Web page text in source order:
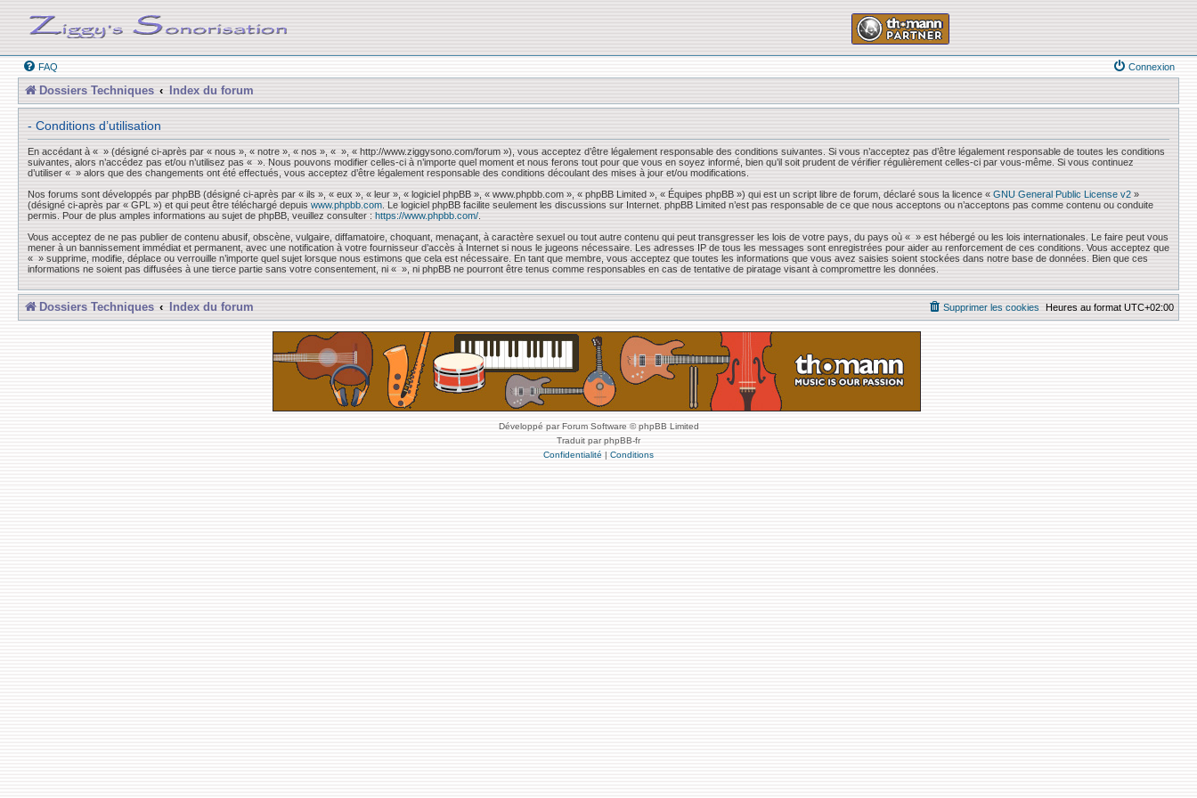
FAQ Connexion
Dossiers Techniques Index du forum
- Conditions d’utilisation
En accédant à « » (désigné ci-après par « nous », « notre », « nos », « », « http://www.ziggysono.com/forum »), vous acceptez d’être légalement responsable des conditions suivantes. Si vous n’acceptez pas d’être légalement responsable de toutes les conditions
suivantes, alors n’accédez pas et/ou n’utilisez pas « ». Nous pouvons modifier celles-ci à n’importe quel moment et nous ferons tout pour que vous en soyez informé, bien qu’il soit prudent de vérifier régulièrement celles-ci par vous-même. Si vous continuez
d’utiliser « » alors que des changements ont été effectués, vous acceptez d’être légalement responsable des conditions découlant des mises à jour et/ou modifications.
Nos forums sont développés par phpBB (désigné ci-après par « ils », « eux », « leur », « logiciel phpBB », « www.phpbb.com », « phpBB Limited », « Équipes phpBB ») qui est un script libre de forum, déclaré sous la licence « GNU General Public License v2 »
(désigné ci-après par « GPL ») et qui peut être téléchargé depuis www.phpbb.com . Le logiciel phpBB facilite seulement les discussions sur Internet. phpBB Limited n’est pas responsable de ce que nous acceptons ou n’acceptons pas comme contenu ou conduite
permis. Pour de plus amples informations au sujet de phpBB, veuillez consulter : https://www.phpbb.com/
Vous acceptez de ne pas publier de contenu abusif, obscène, vulgaire, diffamatoire, choquant, menaçant, à caractère sexuel ou tout autre contenu qui peut transgresser les lois de votre pays, du pays où « » est hébergé ou les lois internationales. Le faire peut vous
mener à un bannissement immédiat et permanent, avec une notification à votre fournisseur d’accès à Internet si nous le jugeons nécessaire. Les adresses IP de tous les messages sont enregistrées pour aider au renforcement de ces conditions. Vous acceptez que
« » supprime, modifie, déplace ou verrouille n’importe quel sujet lorsque nous estimons que cela est nécessaire. En tant que membre, vous acceptez que toutes les informations que vous avez saisies soient stockées dans notre base de données. Bien que ces
informations ne soient pas diffusées à une tierce partie sans votre consentement, ni « », ni phpBB ne pourront être tenus comme responsables en cas de tentative de piratage visant à compromettre les données.
Dossiers Techniques Index du forum Heures au format UTC+02:00
Supprimer les cookies
Développé par Forum Software © phpBB Limited
Traduit par phpBB-fr
Confidentialité | Conditions